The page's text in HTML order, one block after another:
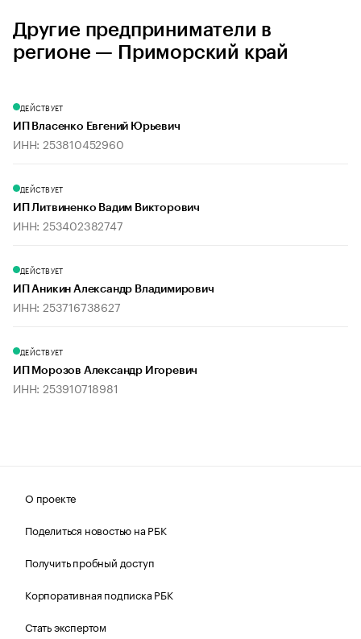
Другие предприниматели в
регионе — Приморский край
ДЕЙСТВУЕТ
ИП Власенко Евгений Юрьевич
ИНН: 253810452960
ДЕЙСТВУЕТ
ИП Литвиненко Вадим Викторович
ИНН: 253402382747
ДЕЙСТВУЕТ
ИП Аникин Александр Владимирович
ИНН: 253716738627
ДЕЙСТВУЕТ
ИП Морозов Александр Игоревич
ИНН: 253910718981
О проекте
Поделиться новостью на РБК
Получить пробный доступ
Корпоративная подписка РБК
Стать экспертом